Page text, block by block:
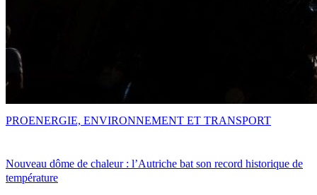
Nouveau dôme de chaleur : l’Autriche bat son record historique de
température
PROENERGIE, ENVIRONNEMENT ET TRANSPORT